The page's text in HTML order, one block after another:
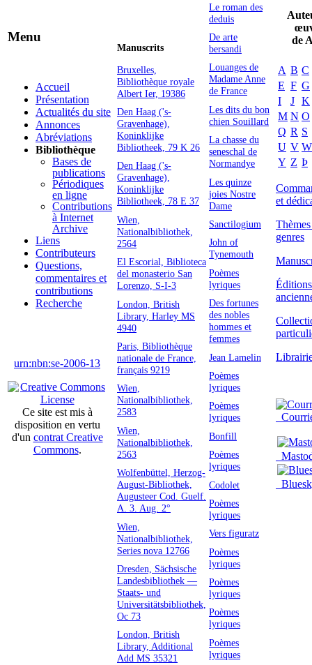
Menu
Accueil
Présentation
Actualités du site
Annonces
Abréviations
Bibliothèque
Bases de
publications
Périodiques
en ligne
Contributions
à Internet
Archive
Liens
Contributeurs
Questions,
commentaires et
contributions
Recherche
urn:nbn:se-2006-13
Ce site est mis à
disposition en vertu
d'un contrat Creative
Commons.
Manuscrits
Bruxelles,
Bibliothèque royale
Albert Ier, 19386
Den Haag ('s-
Gravenhage),
Koninklijke
Bibliotheek, 79 K 26
Den Haag ('s-
Gravenhage),
Koninklijke
Bibliotheek, 78 E 37
Wien,
Nationalbibliothek,
2564
El Escorial, Biblioteca
del monasterio San
Lorenzo, S-I-3
London, British
Library, Harley MS
4940
Paris, Bibliothèque
nationale de France,
français 9219
Wien,
Nationalbibliothek,
2583
Wien,
Nationalbibliothek,
2563
Wolfenbüttel, Herzog-
August-Bibliothek,
Augusteer Cod. Guelf.
A. 3. Aug. 2°
Wien,
Nationalbibliothek,
Series nova 12766
Dresden, Sächsische
Landesbibliothek —
Staats- und
Universitätsbibliothek,
Oc 73
London, British
Library, Additional
Add MS 35321
Le roman des
deduis
De arte
bersandi
Louanges de
Madame Anne
de France
Les dits du bon
chien Souillard
La chasse du
seneschal de
Normandye
Les quinze
joies Nostre
Dame
Sanctilogium
John of
Tynemouth
Poèmes
lyriques
Des fortunes
des nobles
hommes et
femmes
Jean Lamelin
Poèmes
lyriques
Poèmes
lyriques
Bonfill
Poèmes
lyriques
Codolet
Poèmes
lyriques
Vers figuratz
Poèmes
lyriques
Poèmes
lyriques
Poèmes
lyriques
Poèmes
lyriques
de
A B C
E F G
I
J K
M N O
Q R S
U V W
Y Z Þ
et
genres
Éditions